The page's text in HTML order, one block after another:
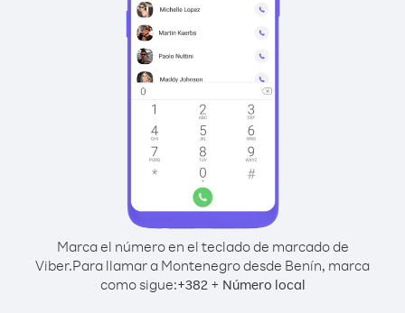
Marca el número en el teclado de marcado de
Viber.Para llamar a Montenegro desde Benín, marca
como sigue:+382+ Número local